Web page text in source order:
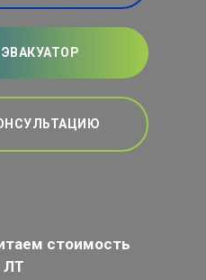
стоимость
ЛТ